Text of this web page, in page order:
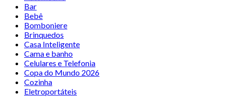
Bar
Bebê
Bomboniere
Brinquedos
Casa Inteligente
Cama e banho
Celulares e Telefonia
Copa do Mundo 2026
Cozinha
Eletroportáteis